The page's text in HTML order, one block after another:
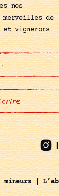
nos
merveilles de
et vignerons
|